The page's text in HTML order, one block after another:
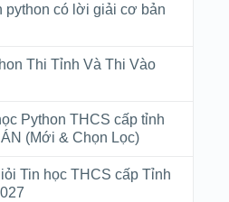
python có lời giải cơ bản
Thi Tỉnh Và Thi Vào
Python THCS cấp tỉnh
(Mới & Chọn Lọc)
Tin học THCS cấp Tỉnh